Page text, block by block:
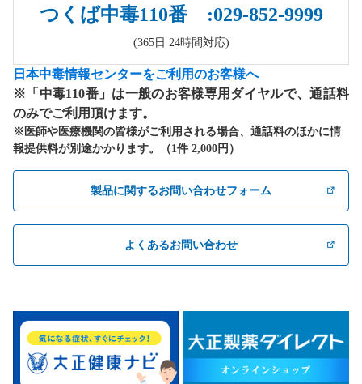
つくば中毒110番 :029-852-9999
(365日 24時間対応)
日本中毒情報センターをご利用のお客様へ
※「中毒110番」は一般のお客様専用ダイヤルで、通話料
のみでご利用頂けます。
※医師や医療機関の皆様がご利用される場合、通話料のほかに情
報提供料が別途かかります。（1件 2,000円）
製品に関するお問い合わせフォーム
よくあるお問い合わせ